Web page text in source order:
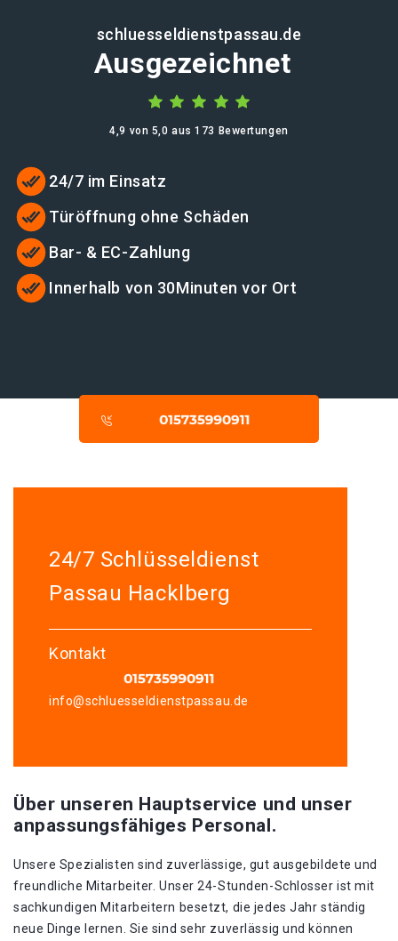
schluesseldienstpassau.de
Ausgezeichnet
4,9 von 5,0 aus 173 Bewertungen
24/7 im Einsatz
Türöffnung ohne Schäden
Bar- & EC-Zahlung
Innerhalb von 30Minuten vor Ort
24/7 Schlüsseldienst
Passau Hacklberg
Kontakt
info@schluesseldienstpassau.de
Über unseren Hauptservice und unser
anpassungsfähiges Personal.
Unsere Spezialisten sind zuverlässige, gut ausgebildete und
freundliche Mitarbeiter. Unser 24-Stunden-Schlosser ist mit
sachkundigen Mitarbeitern besetzt, die jedes Jahr ständig
neue Dinge lernen. Sie sind sehr zuverlässig und können